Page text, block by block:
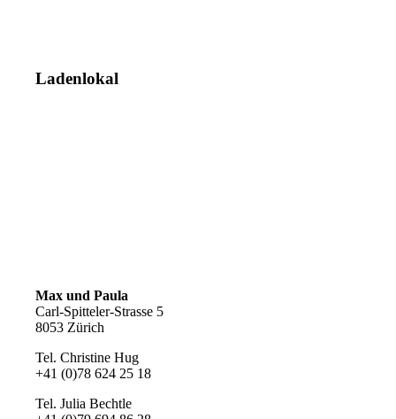
Ladenlokal
Max und Paula
Carl-Spitteler-Strasse 5
8053 Zürich
Tel. Christine Hug
+41 (0)78 624 25 18
Tel. Julia Bechtle